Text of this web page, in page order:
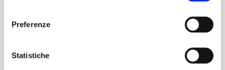
Preferenze
Statistiche